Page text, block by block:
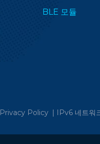
BLE 모듈
Privacy Policy | IPv6 네트워